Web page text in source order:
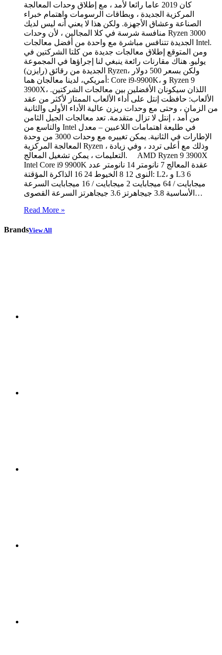
كان 2019 عاما رائعا لأمد ، مع إطلاق وحدات المعالجة
المركزية الجديدة ، وبطاقات الرسومات واهتمام خبراء
الصناعة وعشاق الأجهزة. ولكن هذا لا يعني أنه ليس لديك
منافسة شرسة في كلا المجالين ، لأن وحدات Ryzen 3000
الجديدة تتنافس مباشرة مع واحدة من أفضل معالجات Intel.
ومن المتوقع إطلاق معالجات جديدة من كلتا الشركتين في
يوليو. هناك مقارنات رائعة ينبغي لنا إجراؤها في المجموعة
الجديدة من رقائق (رايزن) Ryzen، ولكن بسعر 500 دولار
أمريكي، لدينا معالجان هما: Core i9-9900K، و Ryzen 9
3900X، اللذان سيكونان الأفضلين بين معالجات الشركتين.
الألعاب: حافظت إنتل على أداء الألعاب الممتاز لأكثر من عقد
من الزمان ، وحتى مع وحدات ريزن عالية الأداء الأولى والثانية
من أمد ، إنتل لا تزال متقدمة. تعد معالجات الجيل الثامن
والتاسع من Intel في طليعة اهتمامات اللاعبين – معدل
الإطارات في الثانية. يمكن تغييره مع وحدات 3000 من وحدة
المعالجة المركزية Ryzen ، وذلك مع أعلى تردد ، وفي زيادة
التعليمات ، يمكن تشغيل المعالج. AMD Ryzen 9 3900X
Intel Core i9 9900K عقدة المعالج 7 نانومتر 14 نانومتر عدد
النوى 12 8 الخيوط 24 16 الذاكرة المؤقتة: L2، و L3 6
ميجابايت / 64 ميجابايت 2 ميجابايت / 16 ميجابايت السرعة
الأساسية 3.8 جيجاهرتز 3.6 جيجاهرتز السرعة القصوى…
Read More »
BrandsView All